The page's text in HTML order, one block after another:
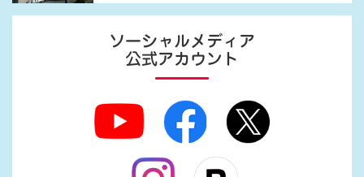
ソーシャルメディア
公式アカウント